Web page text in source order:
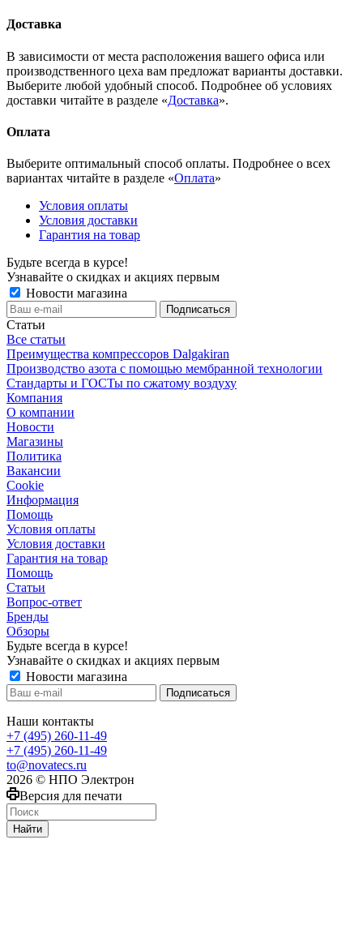
Доставка
В зависимости от места расположения вашего офиса или
производственного цеха вам предложат варианты доставки.
Выберите любой удобный способ. Подробнее об условиях
доставки читайте в разделе «Доставка».
Оплата
Выберите оптимальный способ оплаты. Подробнее о всех
вариантах читайте в разделе «Оплата»
Условия оплаты
Условия доставки
Гарантия на товар
Будьте всегда в курсе!
Узнавайте о скидках и акциях первым
Новости магазина
Статьи
Все статьи
Преимущества компрессоров Dalgakiran
Производство азота с помощью мембранной технологии
Стандарты и ГОСТы по сжатому воздуху
Компания
О компании
Новости
Магазины
Политика
Вакансии
Сookie
Информация
Помощь
Условия оплаты
Условия доставки
Гарантия на товар
Помощь
Статьи
Вопрос-ответ
Бренды
Обзоры
Будьте всегда в курсе!
Узнавайте о скидках и акциях первым
Новости магазина
Наши контакты
+7 (495) 260-11-49
+7 (495) 260-11-49
to@novatecs.ru
2026 © НПО Электрон
Версия для печати
Найти